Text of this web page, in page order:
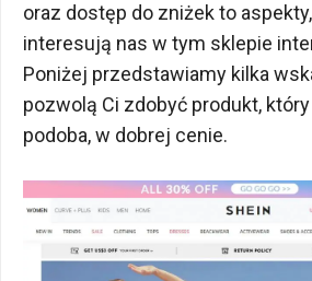
oraz dostęp do zniżek to
interesują nas w tym sklepie
Poniżej przedstawiamy kilka
pozwolą Ci zdobyć produkt,
podoba, w dobrej cenie.